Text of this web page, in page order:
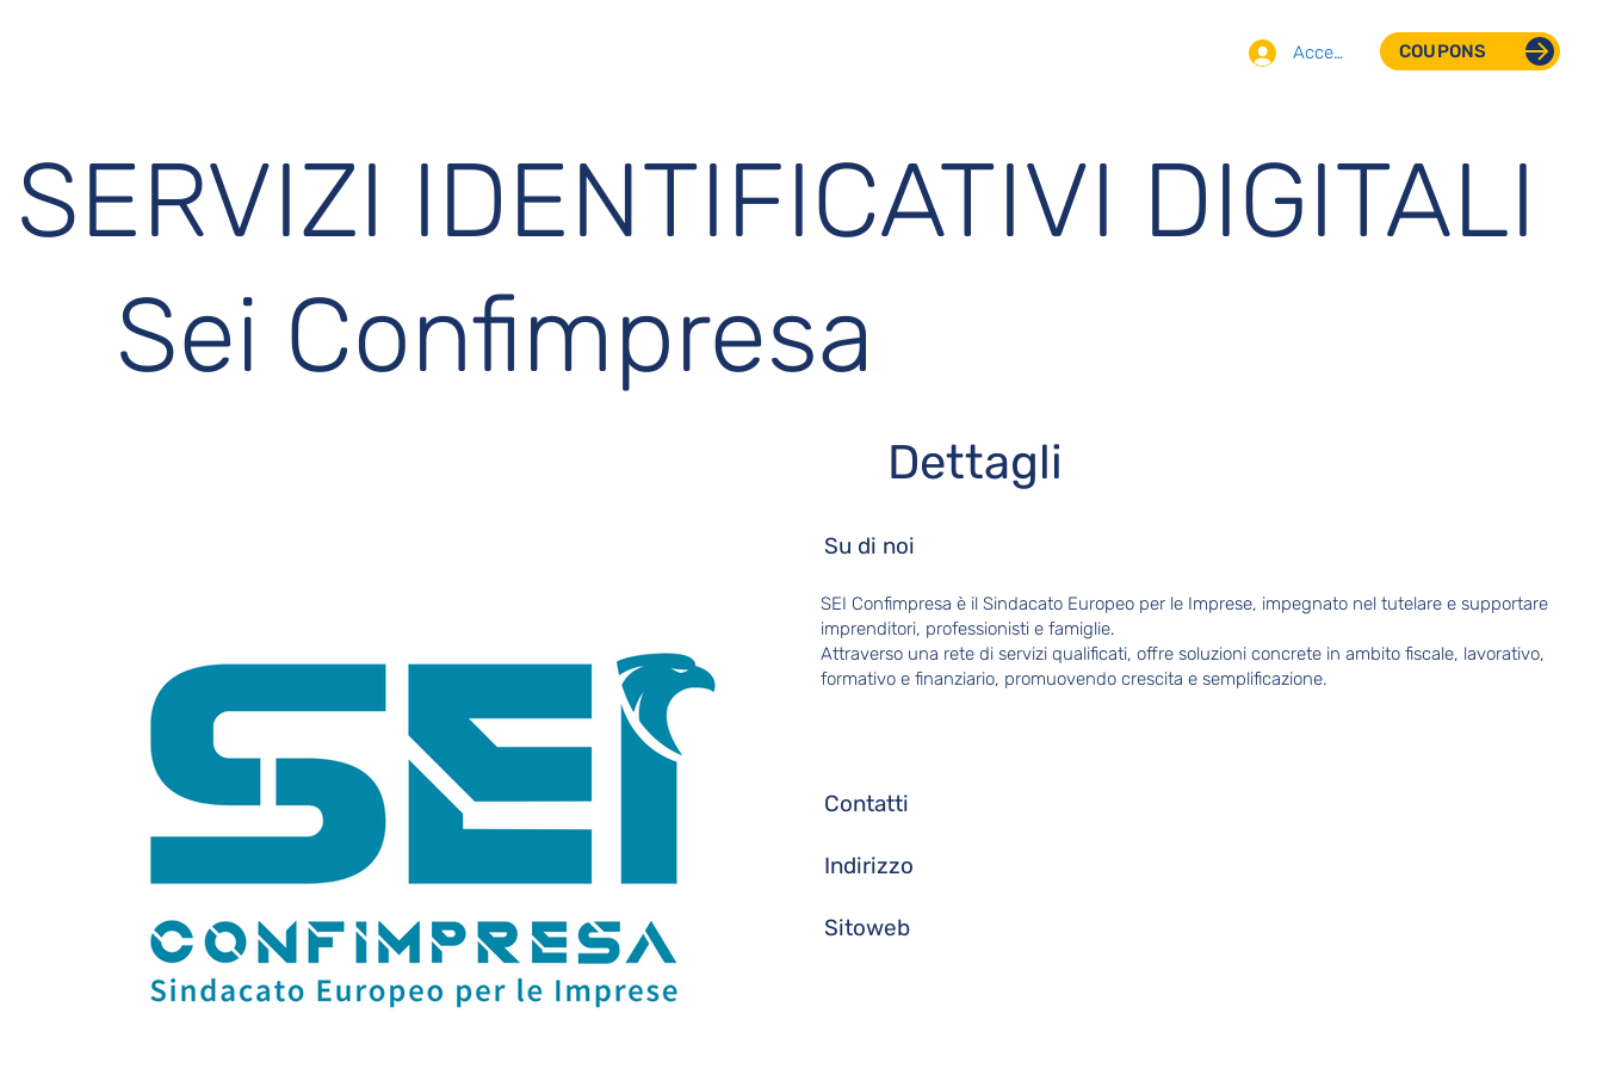
Accedi COUPONS
SERVIZI IDENTIFICATIVI DIGITALI
Sei Confimpresa
Dettagli
Su di noi
SEI Confimpresa è il Sindacato Europeo per le Imprese, impegnato nel tutelare e supportare
imprenditori, professionisti e famiglie.
Attraverso una rete di servizi qualificati, offre soluzioni concrete in ambito fiscale, lavorativo,
formativo e finanziario, promuovendo crescita e semplificazione.
Contatti
Indirizzo
Sitoweb